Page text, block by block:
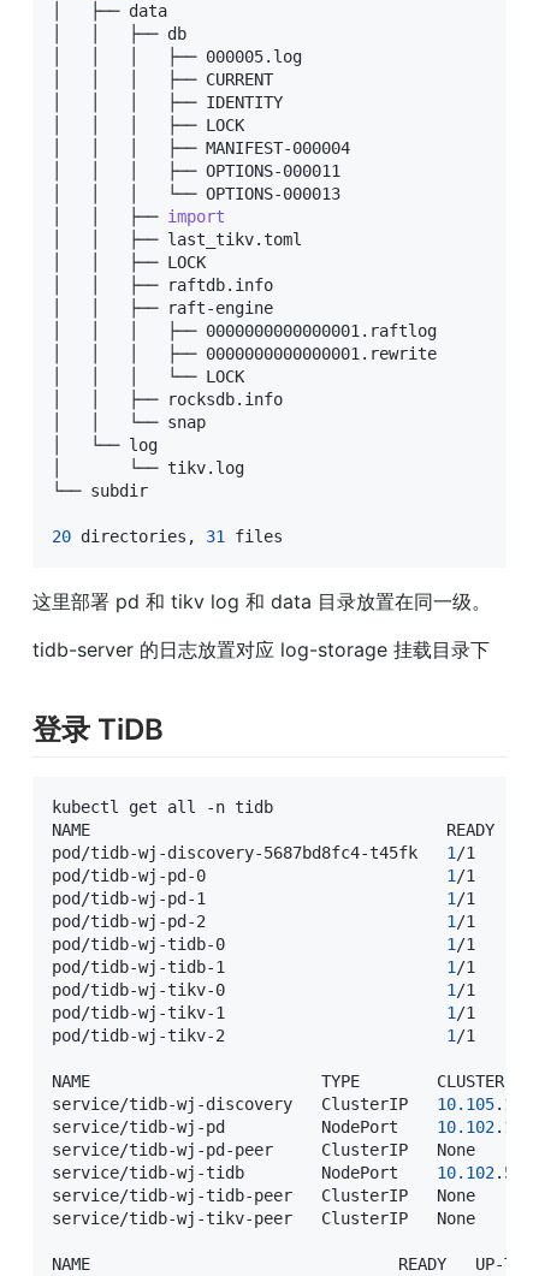
│   ├── data
│   │   ├── db
│   │   │   ├── 000005.log
│   │   │   ├── CURRENT
│   │   │   ├── IDENTITY
│   │   │   ├── LOCK
│   │   │   ├── MANIFEST-000004
│   │   │   ├── OPTIONS-000011
│   │   │   └── OPTIONS-000013
│   │   ├── import
│   │   ├── last_tikv.toml
│   │   ├── LOCK
│   │   ├── raftdb.info
│   │   ├── raft-engine
│   │   │   ├── 0000000000000001.raftlog
│   │   │   ├── 0000000000000001.rewrite
│   │   │   └── LOCK
│   │   ├── rocksdb.info
│   │   └── snap
│   └── log
│       └── tikv.log
└── subdir
20 directories, 31 files
这里部署 pd 和 tikv log 和 data 目录放置在同一级。
tidb-server 的日志放置对应 log-storage 挂载目录下
登录 TiDB
kubectl get all -n tidb
NAME                                     READY
pod/tidb-wj-discovery-5687bd8fc4-t45fk 1/1
pod/tidb-wj-pd-0 1/1
pod/tidb-wj-pd-1 1/1
pod/tidb-wj-pd-2 1/1
pod/tidb-wj-tidb-0 1/1
pod/tidb-wj-tidb-1 1/1
pod/tidb-wj-tikv-0 1/1
pod/tidb-wj-tikv-1 1/1
pod/tidb-wj-tikv-2 1/1
NAME                        TYPE        CLUSTER-IP
service/tidb-wj-discovery   ClusterIP 10.105
service/tidb-wj-pd          NodePort 10.102
service/tidb-wj-pd-peer     ClusterIP
service/tidb-wj-tidb        NodePort 10.102
service/tidb-wj-tidb-peer   ClusterIP
service/tidb-wj-tikv-peer   ClusterIP
NAME                                READY   UP-TO-